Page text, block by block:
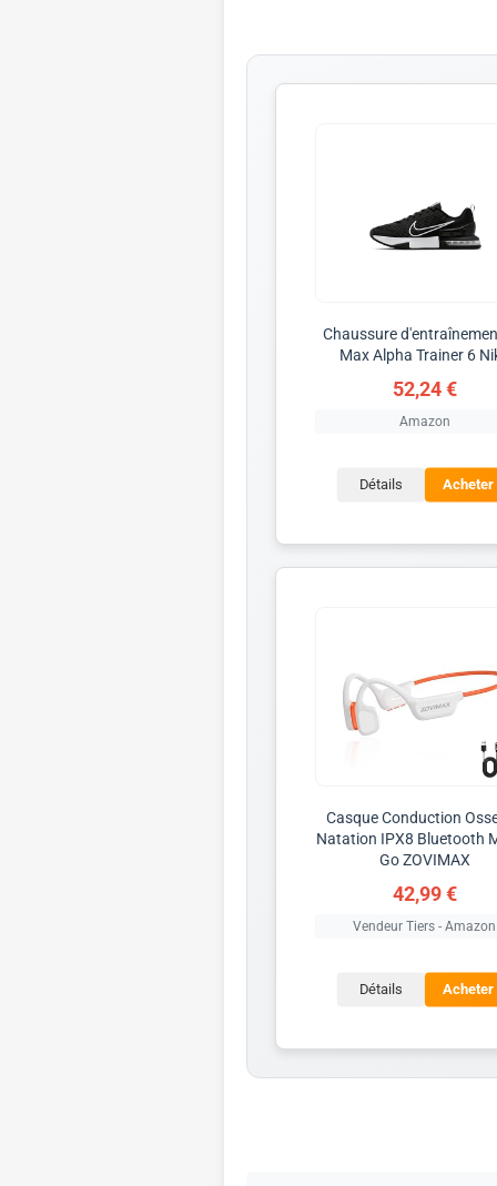
Chaussure
Max Alpha Trainer 6
52,24 €
Amazon
Détails Acheter
Casque Conduction
Natation IPX8 Bluetooth
Go ZOVIMAX
42,99 €
Vendeur Tiers - Amazon
Détails Acheter